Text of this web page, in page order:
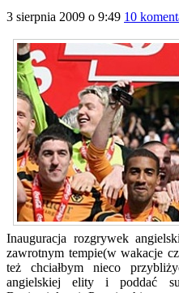
3 sierpnia 2009 o 9:49 10
Inauguracja rozgrywek
zawrotnym tempie(w wakacje
też chciałbym nieco
angielskiej elity i poddać